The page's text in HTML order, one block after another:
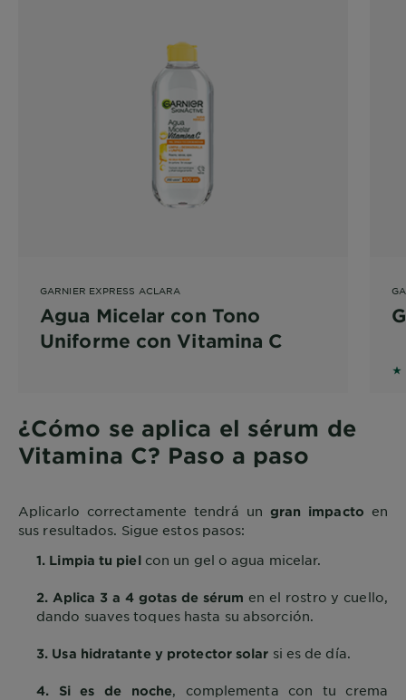
GARNIER EXPRESS ACLARA
Agua Micelar con Tono
Uniforme con Vitamina C
5
¿Cómo se aplica el sérum de
Vitamina C? Paso a paso
Aplicarlo correctamente tendrá un gran impacto en
sus resultados. Sigue estos pasos:
1. Limpia tu pielcon un gel o agua micelar.
2. Aplica 3 a 4 gotas de sérum en el rostro y cuello,
dando suaves toques hasta su absorción.
3. Usa hidratante y protector solar si es de día.
4. Si es de noche, complementa con tu crema